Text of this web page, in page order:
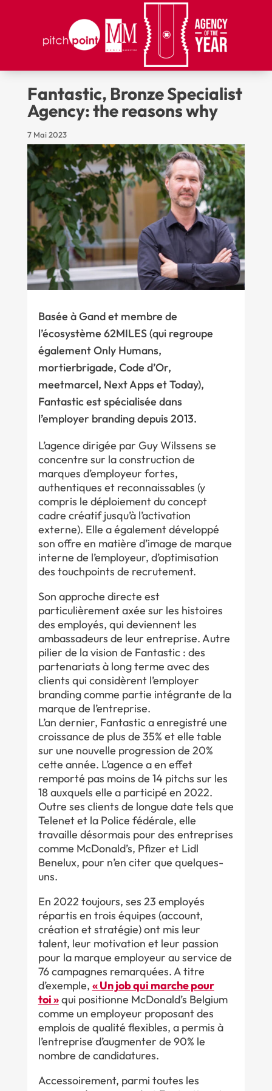
Fantastic, Bronze Specialist
Agency: the reasons why
7 Mai 2023
Basée à Gand et membre de
l’écosystème 62MILES (qui regroupe
également Only Humans,
mortierbrigade, Code d’Or,
meetmarcel, Next Apps et Today),
Fantastic est spécialisée dans
l’employer branding depuis 2013.
L’agence dirigée par Guy Wilssens se
concentre sur la construction de
marques d’employeur fortes,
authentiques et reconnaissables (y
compris le déploiement du concept
cadre créatif jusqu’à l’activation
externe). Elle a également développé
son offre en matière d’image de marque
interne de l’employeur, d’optimisation
des touchpoints de recrutement.
Son approche directe est
particulièrement axée sur les histoires
des employés, qui deviennent les
ambassadeurs de leur entreprise. Autre
pilier de la vision de Fantastic : des
partenariats à long terme avec des
clients qui considèrent l’employer
branding comme partie intégrante de la
marque de l’entreprise.
L’an dernier, Fantastic a enregistré une
croissance de plus de 35% et elle table
sur une nouvelle progression de 20%
cette année. L’agence a en effet
remporté pas moins de 14 pitchs sur les
18 auxquels elle a participé en 2022.
Outre ses clients de longue date tels que
Telenet et la Police fédérale, elle
travaille désormais pour des entreprises
comme McDonald’s, Pfizer et Lidl
Benelux, pour n’en citer que quelques-
uns.
En 2022 toujours, ses 23 employés
répartis en trois équipes (account,
création et stratégie) ont mis leur
talent, leur motivation et leur passion
pour la marque employeur au service de
76 campagnes remarquées. A titre
d’exemple, « Un job qui marche pour
toi »qui positionne McDonald’s Belgium
comme un employeur proposant des
emplois de qualité flexibles, a permis à
l’entreprise d’augmenter de 90% le
nombre de candidatures.
Accessoirement, parmi toutes les